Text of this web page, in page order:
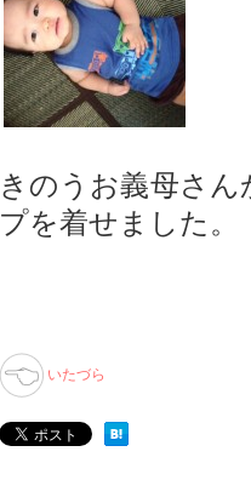
きのうお義母さ
プを着せました。
いたづら